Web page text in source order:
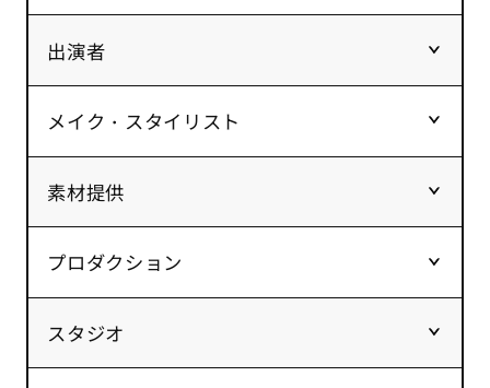
出演者
メイク・スタイリスト
素材提供
プロダクション
スタジオ